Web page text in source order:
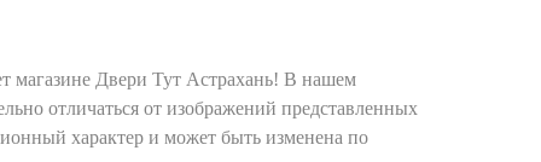
магазине Двери Тут Астрахань! В нашем
отличаться от изображений представленных
характер и может быть изменена по